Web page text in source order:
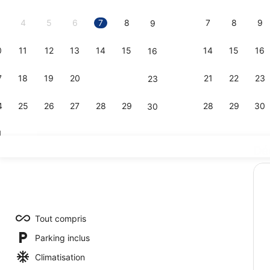
4 5 6 7 8 9
11 12 13 14 15 16
18 19 20 23
25 26 27 28 29 30
7 8 9
14 15 16
21 22 23
28 29 30
blanc, cabines gratuites, chaises longues
9
Tout compris
Parking inclus
Climatisation